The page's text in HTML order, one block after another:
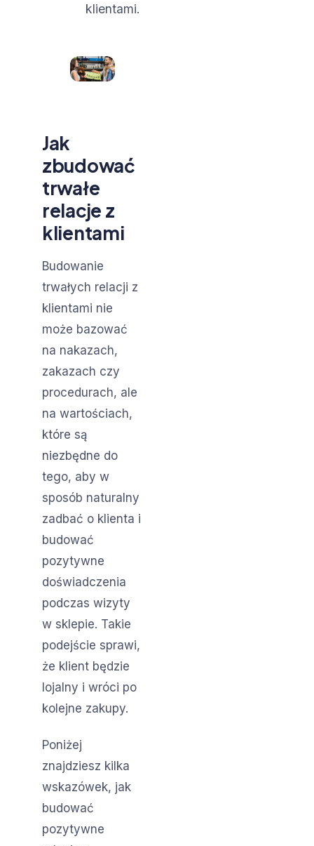
klientami.
Jak
zbudować
trwałe
relacje z
klientami
Budowanie
trwałych relacji z
klientami nie
może bazować
na nakazach,
zakazach czy
procedurach, ale
na wartościach,
które są
niezbędne do
tego, aby w
sposób naturalny
zadbać o klienta i
budować
pozytywne
doświadczenia
podczas wizyty
w sklepie. Takie
podejście sprawi,
że klient będzie
lojalny i wróci po
kolejne zakupy.
Poniżej
znajdziesz kilka
wskazówek, jak
budować
pozytywne